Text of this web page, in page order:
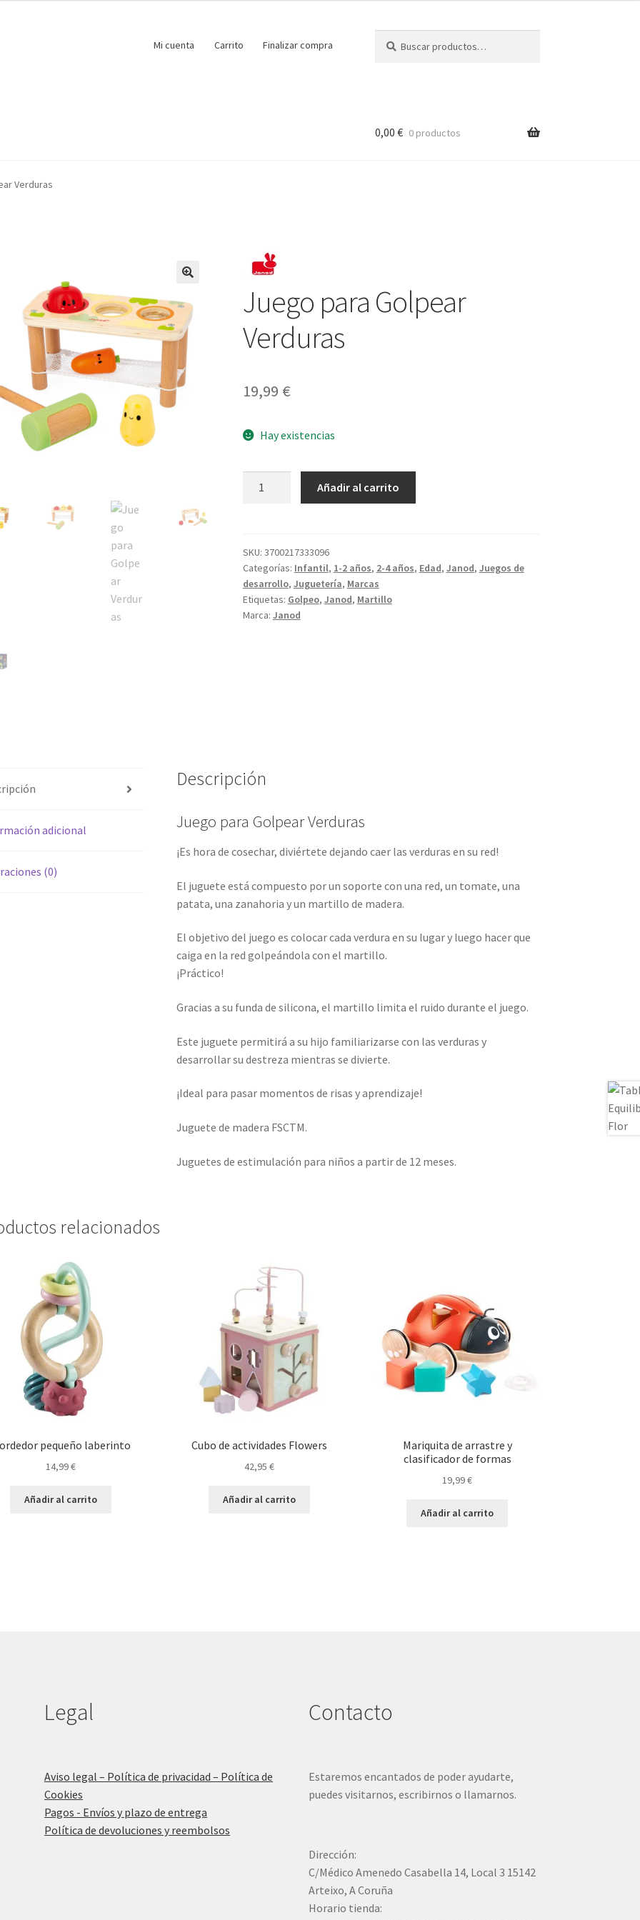
Mi cuenta Carrito Finalizar compra
por:
0,00 € 0 productos
Verduras
Juego para Golpear
Verduras
19,99 €
Hay existencias
cantidad
Añadir al carrito
SKU: 3700217333096
Categorías: Infantil, 1-2 años, 2-4 años, Edad, Janod, Juegos de
desarrollo, Juguetería, Marcas
Etiquetas: Golpeo, Janod, Martillo
Marca: Janod
adicional
(0)
Descripción
Juego para Golpear Verduras
¡Es hora de cosechar, diviértete dejando caer las verduras en su red!
El juguete está compuesto por un soporte con una red, un tomate, una
patata, una zanahoria y un martillo de madera.
El objetivo del juego es colocar cada verdura en su lugar y luego hacer que
caiga en la red golpeándola con el martillo.
¡Práctico!
Gracias a su funda de silicona, el martillo limita el ruido durante el juego.
Este juguete permitirá a su hijo familiarizarse con las verduras y
desarrollar su destreza mientras se divierte.
¡Ideal para pasar momentos de risas y aprendizaje!
Juguete de madera FSCTM.
Juguetes de estimulación para niños a partir de 12 meses.
relacionados
pequeño laberinto
14,99€
Añadir al carrito
Cubo de actividades Flowers
42,95 €
Añadir al carrito
Mariquita de arrastre y
clasificador de formas
19,99€
Añadir al carrito
Legal
Aviso legal – Política de privacidad – Política de
Cookies
Pagos - Envíos y plazo de entrega
Política de devoluciones y reembolsos
Contacto
Estaremos encantados de poder ayudarte,
puedes visitarnos, escribirnos o llamarnos.
Dirección:
C/Médico Amenedo Casabella 14, Local 3 15142
Arteixo, A Coruña
Horario tienda: